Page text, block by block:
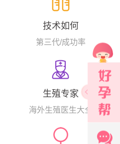
技术如何
第三代/成功率
生殖专家
海外生殖医生大全